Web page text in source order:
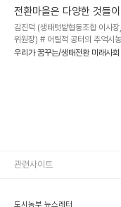
Neig..
다. 형식적으로는 시민들의 신청
느 텃밭들과 같아보이지만, 농사
텃밭운영, 자발적인 소모임활동,
체험, 교육 등 복합적인 기능을
함께 만들어가는 텃밭을 목적으로
전환마을은 다양한 것들
생성하는 공통장(커먼즈)
김진덕 (생태텃밭협동조합 이사
위원장) # 어릴적 공터의 추억시
만수마을텃밭은 어릴적 공터에 대
공연을 하기도 했다. 그때 공터의
터는 마을 사람들이 공동으로 이
우리가 꿈꾸는/생태전환 미래사회
도시농부 뉴스레터
관련사이트